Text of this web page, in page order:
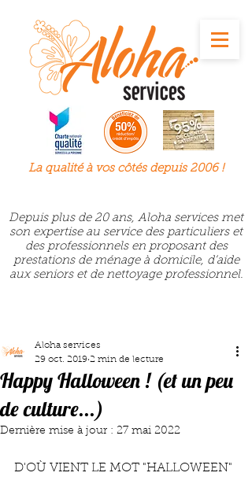
La qualité à voscôtés depuis 2006 !
Depuis plus de 20 ans, Aloha services met
son expertise au service des particuliers et
des professionnels en proposant des
prestations de ménage à domicile, d’aide
aux seniors et de nettoyage professionnel.
Happy Halloween ! (et un peu
de culture...)
Aloha services
29 oct. 2019 2 min de lecture
Dernière mise à jour : 27 mai 2022
D'OÙ VIENT LE MOT "HALLOWEEN"